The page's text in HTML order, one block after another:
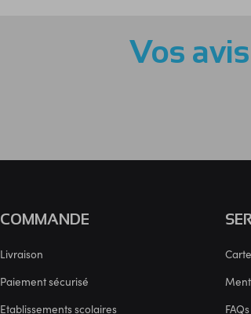
Vos avis
COMMANDE
Livraison
Paiement sécurisé
Etablissements scolaires
FAQs